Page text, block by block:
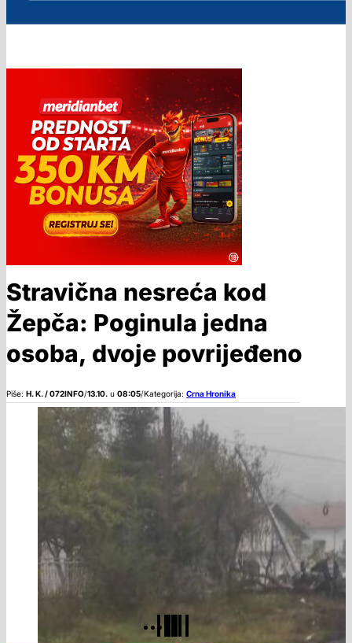
Stravična nesreća kod
Žepča: Poginula jedna
osoba, dvoje povrijeđeno
Piše: H. K. / 072INFO/13.10. u 08:05/Kategorija: Crna Hronika